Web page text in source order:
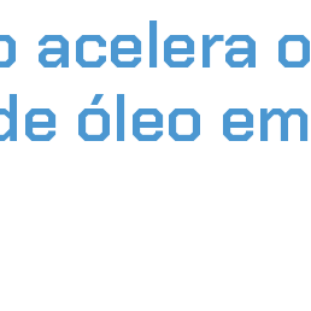
acelera o
óleo em